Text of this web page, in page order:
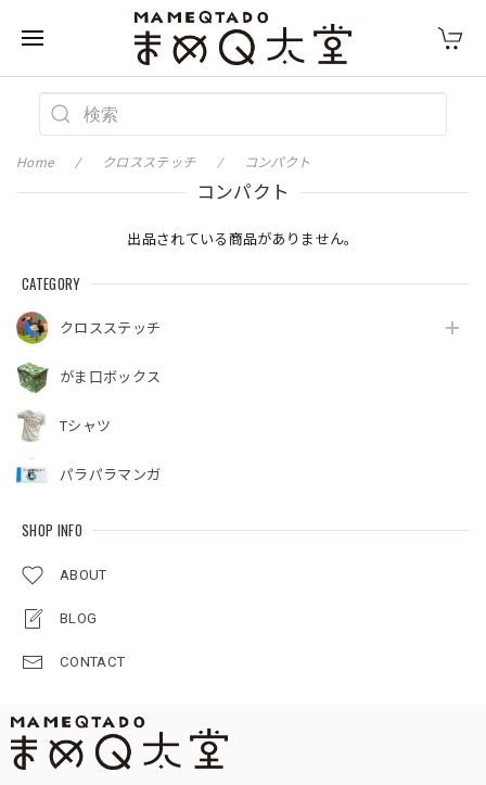
CATEGORY
クロスステッチ
がま口ボックス
Tシャツ
パラパラマンガ
SHOP INFO
ABOUT
BLOG
CONTACT
Home クロスステッチ コンパクト
コンパクト
出品されている商品がありません。